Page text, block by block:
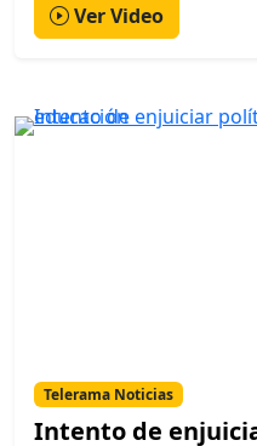
Ver Video
Telerama Noticias
Intento de